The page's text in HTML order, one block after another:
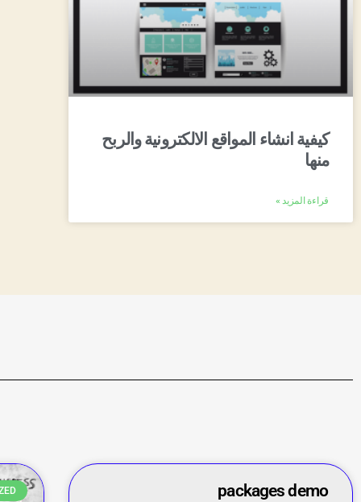
كيفية انشاء المواقع الالكترونية والربح
منها
قراءة المزيد »
packages demo